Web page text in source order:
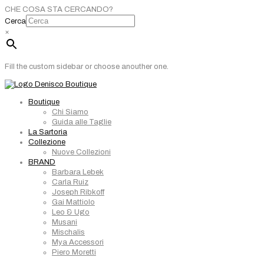
CHE COSA STA CERCANDO?
Cerca
×
Fill the custom sidebar or choose anouther one.
Boutique
Chi Siamo
Guida alle Taglie
La Sartoria
Collezione
Nuove Collezioni
BRAND
Barbara Lebek
Carla Ruiz
Joseph Ribkoff
Gai Mattiolo
Leo & Ugo
Musani
Mischalis
Mya Accessori
Piero Moretti